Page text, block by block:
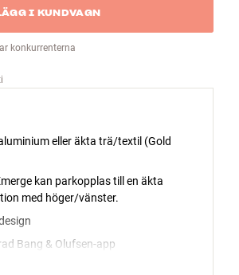
I KUNDVAGN
konkurrenterna
eller äkta trä/textil (Gold
kan parkopplas till en äkta
med höger/vänster.
Bang & Olufsen-app